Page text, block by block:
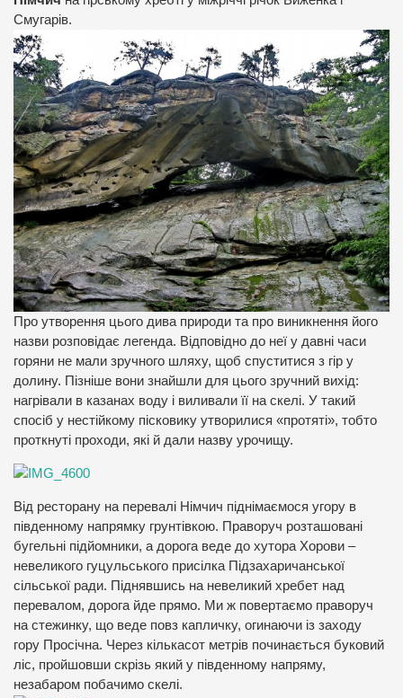
Смугарів.
Про утворення цього дива природи та про виникнення його
назви розповідає легенда. Відповідно до неї у давні часи
горяни не мали зручного шляху, щоб спуститися з гір у
долину. Пізніше вони знайшли для цього зручний вихід:
нагрівали в казанах воду і виливали її на скелі. У такий
спосіб у нестійкому пісковику утворилися «протяті», тобто
проткнуті проходи, які й дали назву урочищу.
Від ресторану на перевалі Німчич піднімаємося угору в
південному напрямку грунтівкою. Праворуч розташовані
бугельні підйомники, а дорога веде до хутора Хорови –
невеликого гуцульського присілка Підзахаричанської
сільської ради. Піднявшись на невеликий хребет над
перевалом, дорога йде прямо. Ми ж повертаємо праворуч
на стежинку, що веде повз капличку, огинаючи із заходу
гору Просічна. Через кількасот метрів починається буковий
ліс, пройшовши скрізь який у південному напряму,
незабаром побачимо скелі.